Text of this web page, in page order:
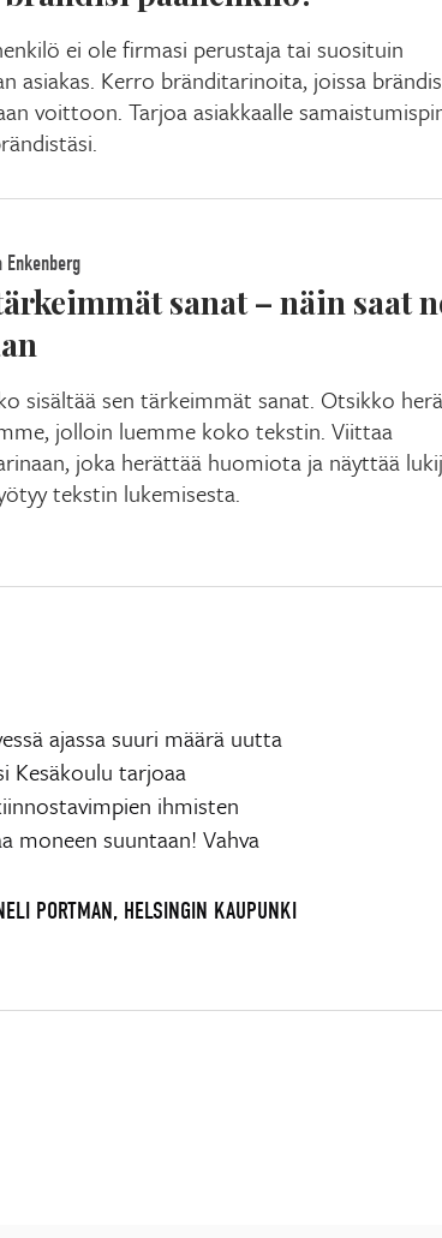
ei ole firmasi perustaja tai suosituin
asiakas. Kerro bränditarinoita, joissa
voittoon. Tarjoa asiakkaalle
Enkenberg
sanat – näin saat
sisältää sen tärkeimmät sanat. Otsikko
jolloin luemme koko tekstin. Viittaa
joka herättää huomiota ja näyttää
tekstin lukemisesta.
ajassa suuri määrä uutta
Kesäkoulu tarjoaa
ihmisten
moneen suuntaan! Vahva
PORTMAN, HELSINGIN KAUPUNKI